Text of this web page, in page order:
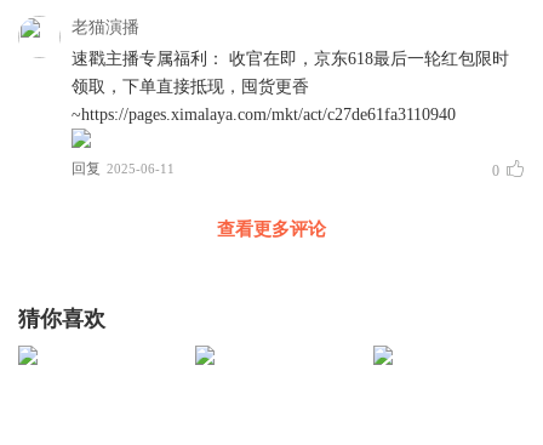
老猫演播
速戳主播专属福利： 收官在即，京东618最后一轮红包限时
领取，下单直接抵现，囤货更香
~https://pages.ximalaya.com/mkt/act/c27de61fa3110940
回复 2025-06-11 0
查看更多评论
猜你喜欢